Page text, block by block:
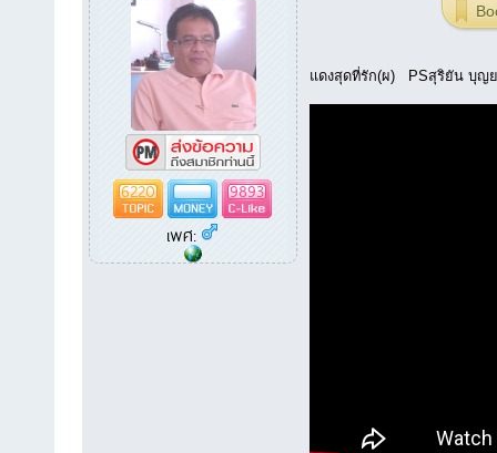
6220
9893
เพศ:
แดงสุดที่รัก(ผ) PSสุริยัน บุญย